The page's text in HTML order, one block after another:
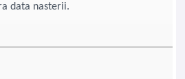
data nasterii.